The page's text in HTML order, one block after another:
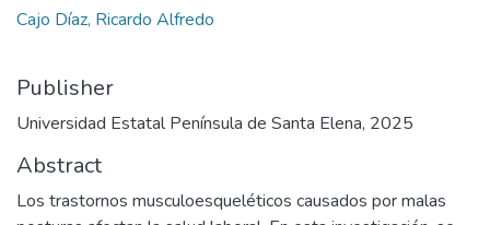
Cajo Díaz, Ricardo Alfredo
Publisher
Universidad Estatal Península de Santa Elena, 2025
Abstract
Los trastornos musculoesqueléticos causados por malas